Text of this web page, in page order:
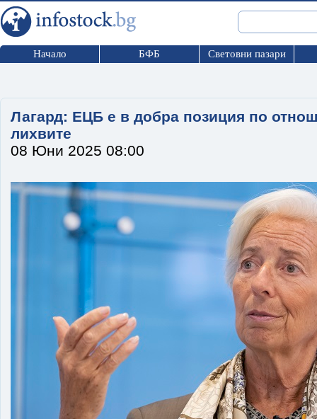
Начало БФБ Световни пазари
Лагард: ЕЦБ е в добра позиция по
лихвите
08 Юни 2025 08:00